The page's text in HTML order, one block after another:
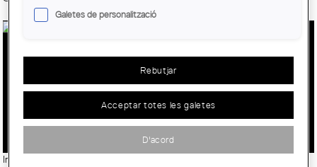
SET PROJECTES D'ARQUITECTURA DE
COOPERACIÓ LOCAL I
INTERNACIONAL REBEN ELS AJUTS A
LA COOPERACIÓ DEL COAC 2021
Imatge:
Galetes de personalització
Rebutjar
Acceptar totes les galetes
D'acord